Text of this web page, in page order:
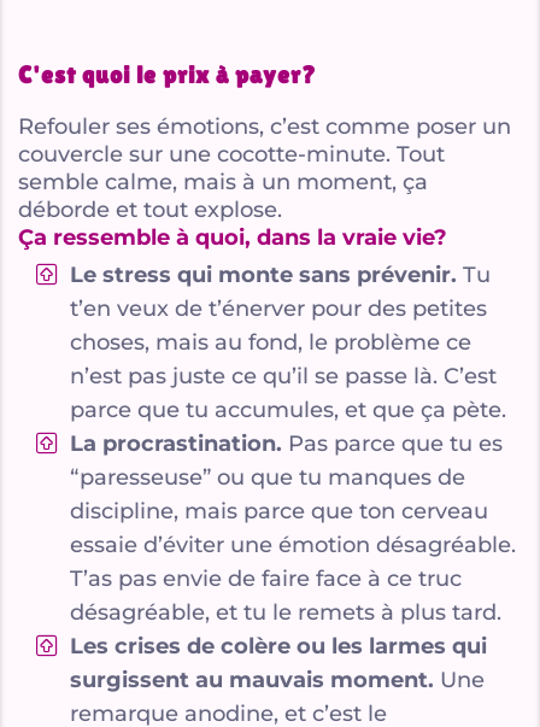
C'est quoi le prix à payer?
Refouler ses émotions, c’est comme poser un
couvercle sur une cocotte-minute. Tout
semble calme, mais à un moment, ça
déborde et tout explose.
Ça ressemble à quoi, dans la vraie vie?
Le stress qui monte sans prévenir. Tu
t’en veux de t’énerver pour des petites
choses, mais au fond, le problème ce
n’est pas juste ce qu’il se passe là. C’est
parce que tu accumules, et que ça pète.
La procrastination. Pas parce que tu es
“paresseuse” ou que tu manques de
discipline, mais parce que ton cerveau
essaie d’éviter une émotion désagréable.
T’as pas envie de faire face à ce truc
désagréable, et tu le remets à plus tard.
Les crises de colère ou les larmes qui
surgissent au mauvais moment. Une
remarque anodine, et c’est le